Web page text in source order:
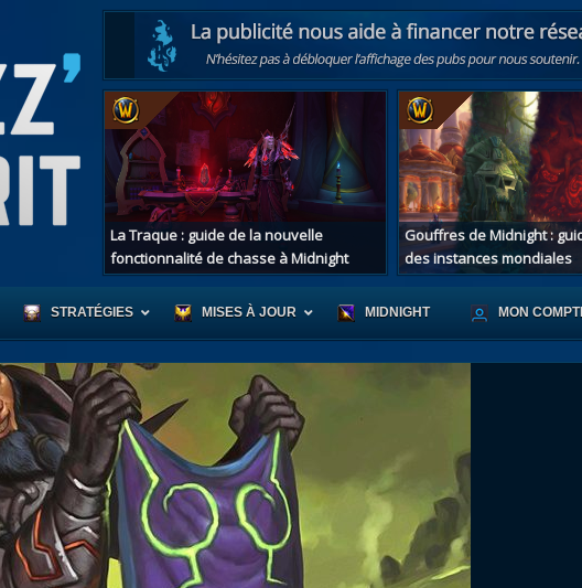
La Traque : guide de la nouvelle
fonctionnalité de chasse à Midnight
Gouffres de Midnight :
des instances mondiales
Coeur d'Azeroth
Races alliées
Exploration des îles
Nazjatar
Mécagone
Débloquer le vol
Assauts à Uldum et au Val
Scénario de Chromie
Les bastonneurs
Rivage Brisé
Débloquer le vol
Les invasions
Arme prodigieuse
STRATÉGIES MISES À JOUR MIDNIGHT MON